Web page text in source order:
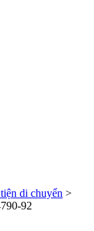
di chuyển >
92